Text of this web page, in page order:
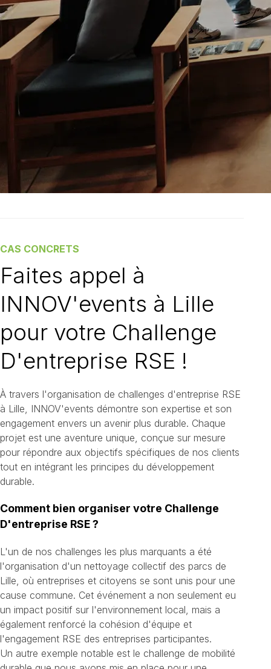
CAS CONCRETS
Faites appel à
INNOV'events à Lille
pour votre Challenge
D'entreprise RSE !
À travers l'organisation de challenges d'entreprise RSE
à Lille, INNOV'events démontre son expertise et son
engagement envers un avenir plus durable. Chaque
projet est une aventure unique, conçue sur mesure
pour répondre aux objectifs spécifiques de nos clients
tout en intégrant les principes du développement
durable.
Comment bien organiser votre Challenge
D'entreprise RSE ?
L'un de nos challenges les plus marquants a été
l'organisation d'un nettoyage collectif des parcs de
Lille, où entreprises et citoyens se sont unis pour une
cause commune. Cet événement a non seulement eu
un impact positif sur l'environnement local, mais a
également renforcé la cohésion d'équipe et
l'engagement RSE des entreprises participantes.
Un autre exemple notable est le challenge de mobilité